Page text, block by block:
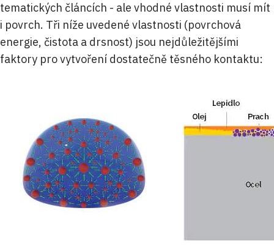
tematických článcích - ale vhodné vlastnosti musí mít
i povrch. Tři níže uvedené vlastnosti (povrchová
energie, čistota a drsnost) jsou nejdůležitějšími
faktory pro vytvoření dostatečně těsného kontaktu: